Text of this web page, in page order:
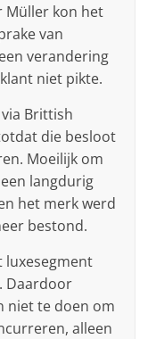
Müller kon het
van
verandering
niet pikte.
Brittish
die besloot
Moeilijk om
langdurig
het merk werd
bestond.
luxesegment
Daardoor
niet te doen om
alleen